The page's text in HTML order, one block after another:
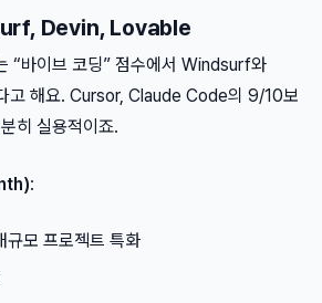
Devin, Lovable
“바이브 코딩” 점수에서 Windsurf와
고 해요. Cursor, Claude Code의 9/10보
히 실용적이죠.
:
규모 프로젝트 특화